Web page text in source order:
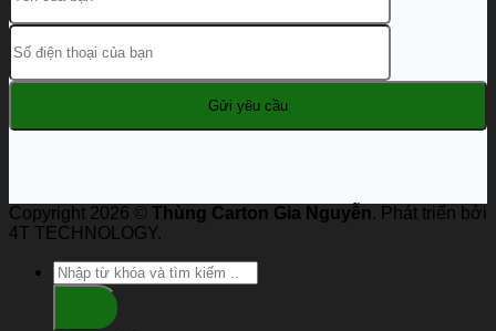
Copyright 2026 © Thùng Carton Gia Nguyễn. Phát triển bởi
4T TECHNOLOGY.
Search
for: